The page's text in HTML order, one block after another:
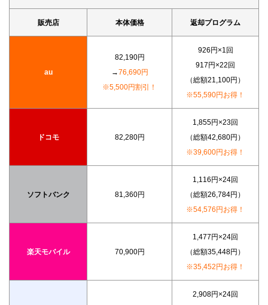
販売店 本体価格 返却プログラム
au
82,190円
→76,690円
※5,500円割引！
926円×1回
917円×22回
（総額21,100円）
※55,590円お得！
ドコモ 82,280円
1,855円×23回
（総額42,680円）
※39,600円お得！
ソフトバンク 81,360円
1,116円×24回
（総額26,784円）
※54,576円お得！
楽天モバイル 70,900円
1,477円×24回
（総額35,448円）
※35,452円お得！
2,908円×24回